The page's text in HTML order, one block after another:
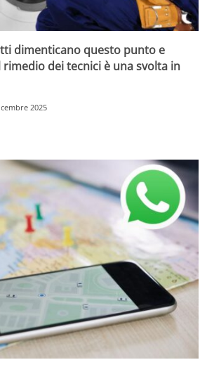
dimenticano questo punto e
dei tecnici è una svolta in
2025